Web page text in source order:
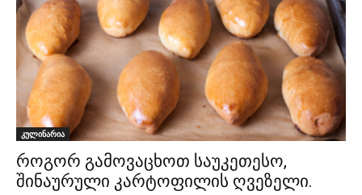
კულინარია
როგორ გამოვაცხოთ საუკეთესო,
შინაურული კარტოფილის ღვეზელი.